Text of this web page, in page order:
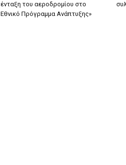
ένταξη του αεροδρομίου στο
Εθνικό Πρόγραμμα Ανάπτυξης»